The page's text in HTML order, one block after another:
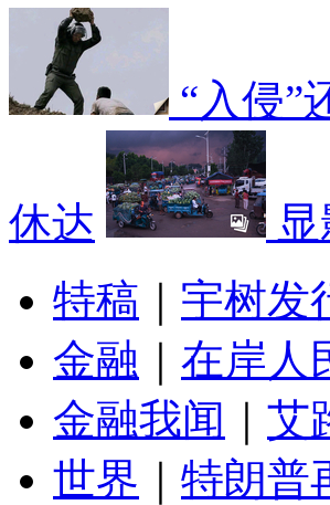
“入侵”
休达
特稿
宇树发
金融
在岸人
金融我闻
艾
世界
特朗普